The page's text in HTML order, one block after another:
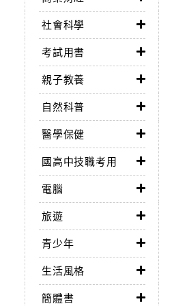
社會科學
考試用書
親子教養
自然科普
醫學保健
國高中技職考用
電腦
旅遊
青少年
生活風格
簡體書